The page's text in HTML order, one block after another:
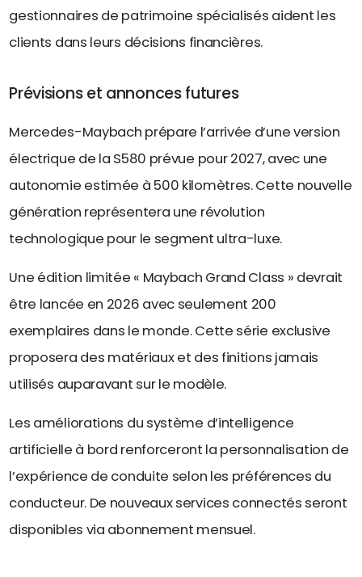
gestionnaires de patrimoine spécialisés aident les
clients dans leurs décisions financières.
Prévisions et annonces futures
Mercedes-Maybach prépare l’arrivée d’une version
électrique de la S580 prévue pour 2027, avec une
autonomie estimée à 500 kilomètres. Cette nouvelle
génération représentera une révolution
technologique pour le segment ultra-luxe.
Une édition limitée « Maybach Grand Class » devrait
être lancée en 2026 avec seulement 200
exemplaires dans le monde. Cette série exclusive
proposera des matériaux et des finitions jamais
utilisés auparavant sur le modèle.
Les améliorations du système d’intelligence
artificielle à bord renforceront la personnalisation de
l’expérience de conduite selon les préférences du
conducteur. De nouveaux services connectés seront
disponibles via abonnement mensuel.